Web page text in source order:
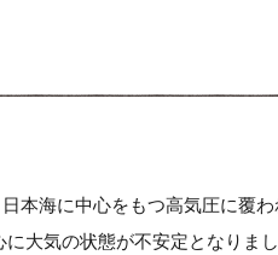
本海に中心をもつ高気圧に覆
大気の状態が不安定となりまし